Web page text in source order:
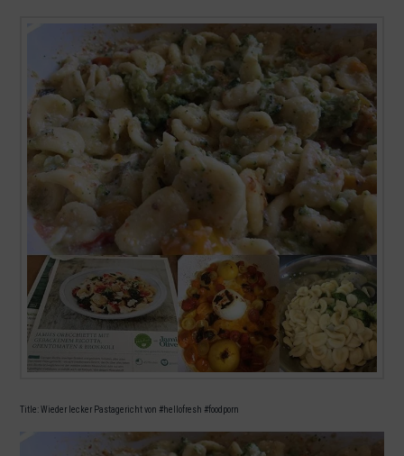
Title: Wieder lecker Pastagericht von #hellofresh #foodporn